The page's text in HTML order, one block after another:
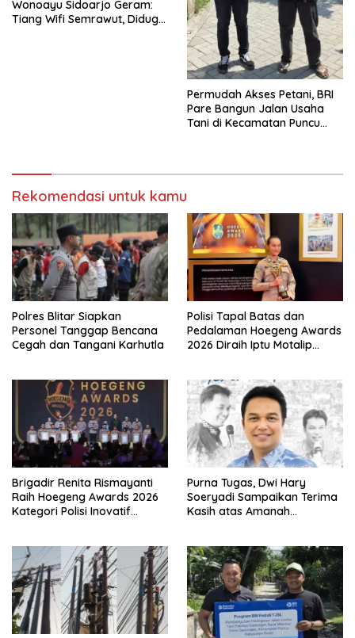
Wonoayu Sidoarjo Geram:
Tiang Wifi Semrawut, Diduga
Permudah Akses Petani, BRI
Pare Bangun Jalan Usaha
Tani di Kecamatan Puncu
Rekomendasi untuk kamu
Polres Blitar Siapkan
Personel Tanggap Bencana
Cegah dan Tangani Karhutla
Polisi Tapal Batas dan
Pedalaman Hoegeng Awards
2026 Diraih Iptu Motalip
Brigadir Renita Rismayanti
Raih Hoegeng Awards 2026
Kategori Polisi Inovatif
Purna Tugas, Dwi Hary
Soeryadi Sampaikan Terima
Kasih atas Amanah